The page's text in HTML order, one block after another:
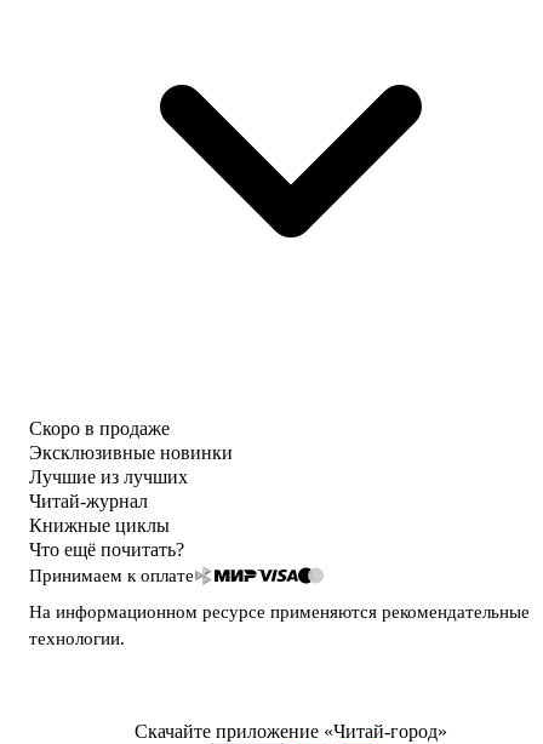
Скоро в продаже
Эксклюзивные новинки
Лучшие из лучших
Читай-журнал
Книжные циклы
Что ещё почитать?
Принимаем к оплате
На информационном ресурсе применяются рекомендательные
технологии.
Скачайте приложение «Читай-город»